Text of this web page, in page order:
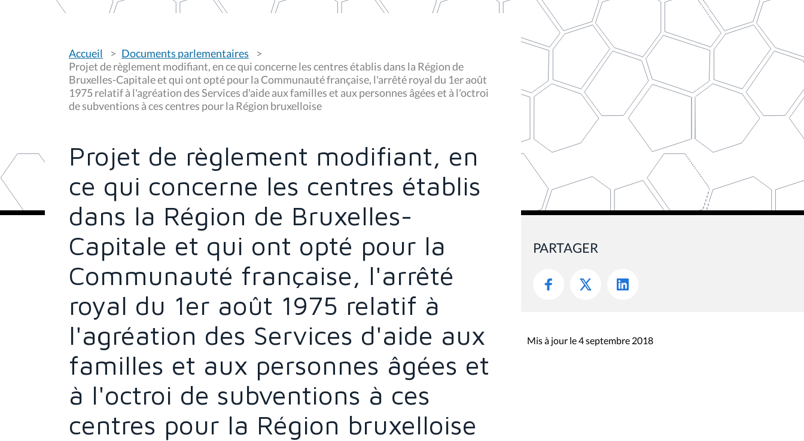
o
u
s
ê
t
e
s
:
Accueil
Documents parlementaires
Projet de règlement modifiant, en ce qui concerne les centres établis dans la Région de
Bruxelles-Capitale et qui ont opté pour la Communauté française, l'arrêté royal du 1er août
1975 relatif à l'agréation des Services d'aide aux familles et aux personnes âgées et à l'octroi
de subventions à ces centres pour la Région bruxelloise
Projet de règlement modifiant, en
ce qui concerne les centres établis
dans la Région de Bruxelles-
Capitale et qui ont opté pour la
Communauté française, l'arrêté
royal du 1er août 1975 relatif à
l'agréation des Services d'aide aux
familles et aux personnes âgées et
à l'octroi de subventions à ces
centres pour la Région bruxelloise
PARTAGER
Mis à jour le 4 septembre 2018